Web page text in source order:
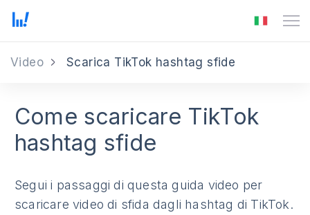
Video Scarica TikTok hashtag sfide
Come scaricare TikTok
hashtag sfide
Segui i passaggi di questa guida video per
scaricare video di sfida dagli hashtag di TikTok.